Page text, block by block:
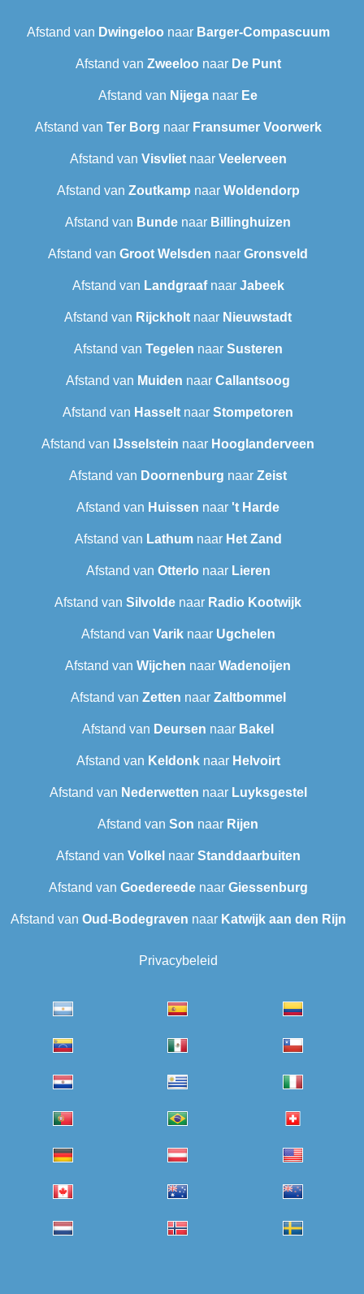
Afstand van Dwingeloo naar Barger-Compascuum
Afstand van Zweeloo naar De Punt
Afstand van Nijega naar Ee
Afstand van Ter Borg naar Fransumer Voorwerk
Afstand van Visvlietnaar Veelerveen
Afstand van Zoutkamp naar Woldendorp
Afstand van Bunde naar Billinghuizen
Afstand van Groot Welsden naar Gronsveld
Afstand van Landgraafnaar Jabeek
Afstand van Rijckholt naar Nieuwstadt
Afstand van Tegelen naar Susteren
Afstand van Muiden naar Callantsoog
Afstand van Hasselt naar Stompetoren
Afstand van IJsselstein naar Hooglanderveen
Afstand van Doornenburg naar Zeist
Afstand van Huissen naar 't Harde
Afstand van Lathumnaar Het Zand
Afstand van Otterlo naar Lieren
Afstand van Silvolde naar Radio Kootwijk
Afstand van Variknaar Ugchelen
Afstand van Wijchen naar Wadenoijen
Afstand van Zetten naar Zaltbommel
Afstand van Deursen naar Bakel
Afstand van Keldonknaar Helvoirt
Afstand van Nederwetten naar Luyksgestel
Afstand van Son naar Rijen
Afstand van Volkel naar Standdaarbuiten
Afstand van Goedereedenaar Giessenburg
Afstand van Oud-Bodegraven‎ naar Katwijk aan den Rijn
Privacybeleid